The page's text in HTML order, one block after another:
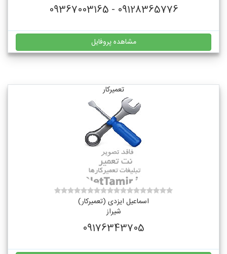
09128365776 - 09367003165
مشاهده پروفایل
تعمیرکار
اسماعیل ایزدی (تعمیرکار)
شیراز
09176343705